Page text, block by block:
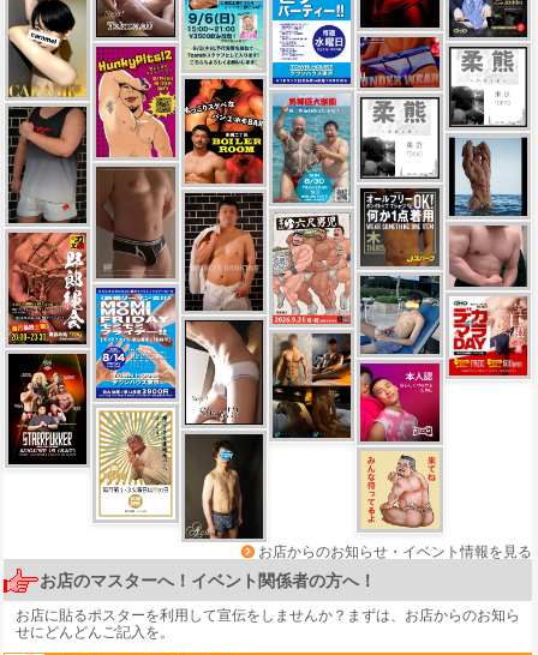
お店からのお知らせ・イベント情報を見る
お店のマスターへ！イベント関係者の方へ！
お店に貼るポスターを利用して宣伝をしませんか？まずは、 お店からのお知ら
せにどんどんご記入を。